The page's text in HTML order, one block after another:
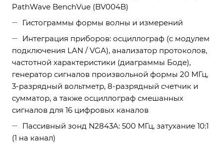
PathWave BenchVue (BV004B)
Гистограммы формы волны и измерений
Интеграция приборов: осциллограф (с модулем
подключения LAN / VGA), анализатор протоколов,
частотной характеристики (диаграммы Боде),
генератор сигналов произвольной формы 20 МГц,
3-разрядный вольтметр, 8-разрядный счетчик и
сумматор, а также осциллограф смешанных
сигналов для 16 цифровых каналов
Пассивный зонд N2843A: 500 МГц, затухание 10:1
(1 на канал)